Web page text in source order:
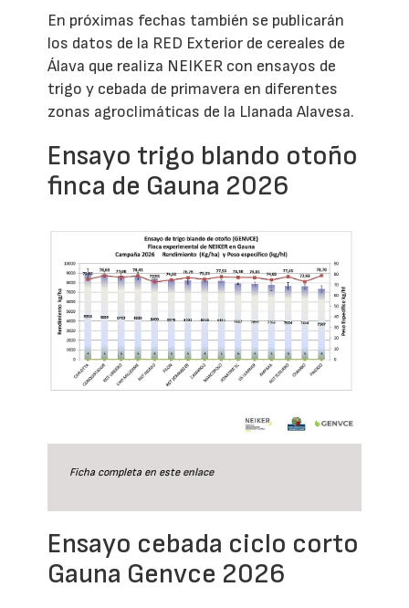
En próximas fechas también se publicarán
los datos de la RED Exterior de cereales de
Álava que realiza NEIKER con ensayos de
trigo y cebada de primavera en diferentes
zonas agroclimáticas de la Llanada Alavesa.
Ensayo trigo blando otoño
finca de Gauna 2026
Ficha completa en este enlace
Ensayo cebada ciclo corto
Gauna Genvce 2026